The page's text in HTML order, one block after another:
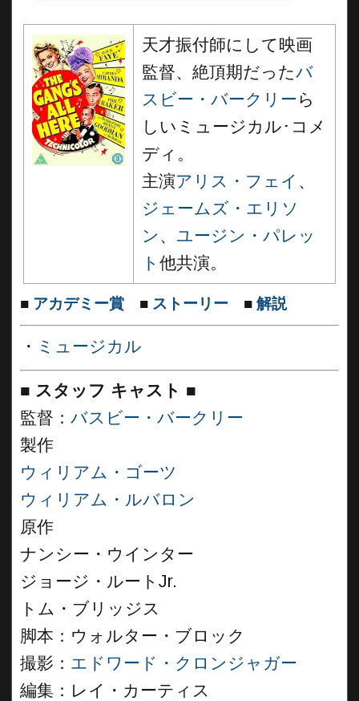
天才振付師にして映画
監督、絶頂期だったバ
スビー・バークリーら
しいミュージカル･コメ
ディ。
主演アリス・フェイ 、
ジェームズ・エリソ
ン 、 ユージン・パレッ
ト 他共演。
■ アカデミー賞 ■ ストーリー ■ 解説
・ ミュージカル
■ スタッフ キャスト ■
監督： バスビー・バークリー
製作
ウィリアム・ゴーツ
ウィリアム・ルバロン
原作
ナンシー・ウインター
ジョージ・ルートJr.
トム・ブリッジス
脚本：ウォルター・ブロック
撮影： エドワード・クロンジャガー
編集：レイ・カーティス